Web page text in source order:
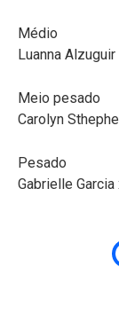
Médio
Luanna
Meio pesado
Carolyn
Pesado
Gabrielle